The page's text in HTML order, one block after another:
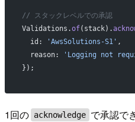
// スタックレベルでの承認
Validations.of(stack).
  id:
'AwsSolutions-S1' ,
  reason:
'Logging not
});
1回の acknowledge で承認で